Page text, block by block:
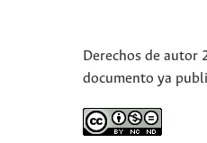
Derechos de autor
documento ya